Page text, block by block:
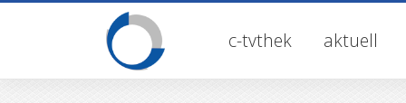
c-tvthek aktuell